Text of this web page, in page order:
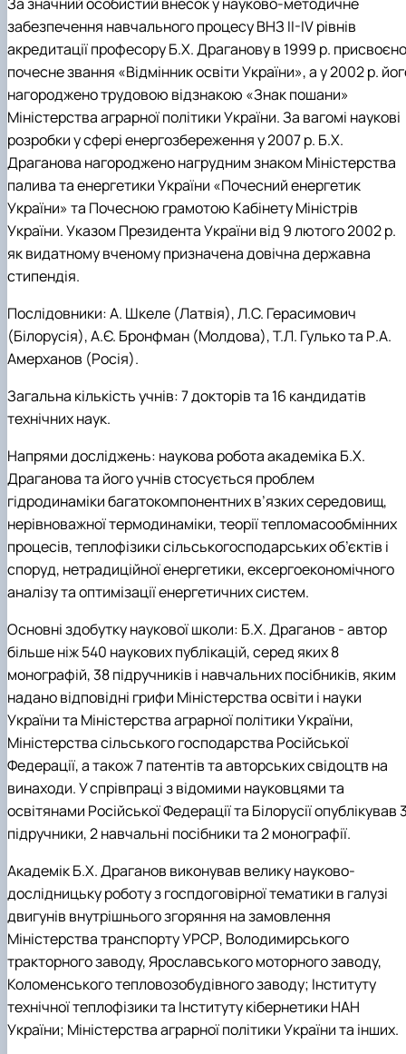
забезпечення навчального процесу ВНЗ ІІ-ІV рівнів
акредитації професору Б.Х. Драганову в 1999 р. присвоєно
почесне звання «Відмінник освіти України», а у 2002 р.
нагороджено трудовою відзнакою «Знак пошани»
Міністерства аграрної політики України. За вагомі наукові
розробки у сфері енергозбереження у 2007 р. Б.Х.
Драганова нагороджено нагрудним знаком Міністерства
палива та енергетики України «Почесний енергетик
України» та Почесною грамотою Кабінету Міністрів
України.Указом Президента України від 9 лютого 2002 р.
як видатному вченому призначена довічна державна
стипендія.
Послідовники:А. Шкеле (Латвія), Л.С. Герасимович
(Білорусія), А.Є. Бронфман (Молдова), Т.Л. Гулько та Р.А.
Амерханов (Росія).
Загальна кількість учнів:7 докторів та 16 кандидатів
технічних наук.
Напрями досліджень: наукова робота академіка Б.Х.
Драганова та його учнів стосується проблем
гідродинаміки багатокомпонентних в’язких середовищ,
нерівноважної термодинаміки, теорії тепломасообмінних
процесів, теплофізики сільськогосподарських об’єктів і
споруд, нетрадиційної енергетики, ексергоекономічного
аналізу та оптимізації енергетичних систем.
Основні здобутку наукової школи: Б.Х. Драганов - автор
більше ніж 540 наукових публікацій, серед яких 8
монографій, 38 підручників і навчальних посібників, яким
надано відповідні грифи Міністерства освіти і науки
України та Міністерства аграрної політики України,
Міністерства сільського господарства Російської
Федерації, а також 7 патентів та авторських свідоцтв на
винаходи. У спрівпраці з відомими науковцями та
освітянами Російської Федерації та Білорусії опублікував
підручники, 2 навчальні посібники та 2 монографії.
Академік Б.Х. Драганов виконував велику науково-
дослідницьку роботу з госпдоговірної тематики в галузі
двигунів внутрішнього згоряння на замовлення
Міністерства транспорту УРСР, Володимирського
тракторного заводу, Ярославського моторного заводу,
Коломенського тепловозобудівного заводу; Інституту
технічної теплофізики та Інституту кібернетики НАН
України; Міністерства аграрної політики України та інших.